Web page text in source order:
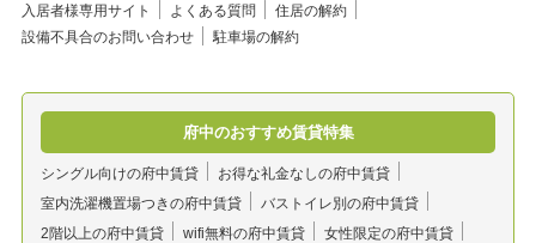
入居者様専用サイト よくある質問
住居の解約
設備不具合のお問い合わせ
駐車場の解約
府中のおすすめ賃貸特集
シングル向けの府中賃貸
お得な礼金なしの府中賃貸
室内洗濯機置場つきの府中賃貸
バストイレ別の府中賃貸
2階以上の府中賃貸
wifi無料の府中賃貸
女性限定の府中賃貸